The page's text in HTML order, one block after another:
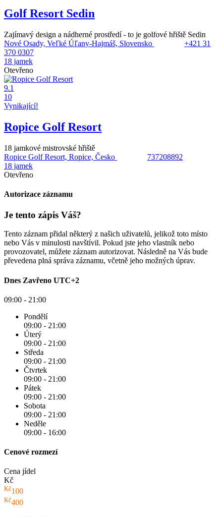
Golf Resort Sedin
Zajímavý design a nádherné prostředí - to je golfové hřiště Sedin
Nové Osady, Veľké Úľany-Hajmáš, Slovensko
+421 31
370 0307
18 jamek
Otevřeno
9.1
10
Vynikající!
Ropice Golf Resort
18 jamkové mistrovské hřiště
Ropice Golf Resort, Ropice, Česko
737208892
18 jamek
Otevřeno
Autorizace záznamu
Je tento zápis Váš?
Tento záznam přidal některý z našich uživatelů, jelikož toto místo
nebo Vás v minulosti navštívil. Pokud jste jeho vlastník nebo
provozovatel, můžete záznam autorizovat. Následně na Vás bude
převedena plná správa záznamu, včetně jeho možných úprav.
Dnes Zavřeno UTC+2
09:00 - 21:00
Pondělí
09:00 - 21:00
Úterý
09:00 - 21:00
Středa
09:00 - 21:00
Čtvrtek
09:00 - 21:00
Pátek
09:00 - 21:00
Sobota
09:00 - 21:00
Neděle
09:00 - 16:00
Cenové rozmezí
Cena jídel
Kč
Kč100
Kč400